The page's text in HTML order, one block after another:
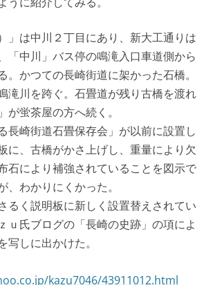
」は中川２丁目にあり、新大工通りは
「中川」バス停の鳴滝入口車道側から
。かつての長崎街道に架かった石橋。
滝川を跨ぐ。石畳道が残り古橋を渡れ
が蛍茶屋の方へ続く。
長崎街道石畳保存会」が以前に設置し
に、古橋がかさ上げし、重量により欠
石により補強されていることを図示で
、わかりにくかった。
るく説明板に新しく設置替えされてい
ｕ氏ブログの「長崎の史跡」の項によ
写しに出かけた。
kazu7046/43911012.html